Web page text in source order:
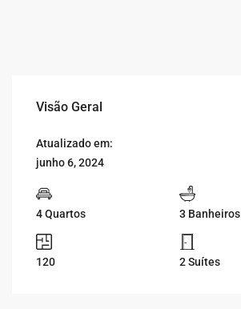
Visão Geral
Atualizado em:
junho 6, 2024
4 Quartos 3 Banheiros
120 2 Suítes